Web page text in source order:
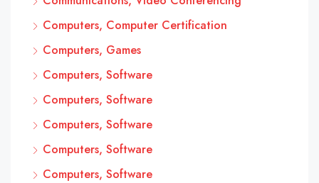
Computers, Computer Certification
Computers, Games
Computers, Software
Computers, Software
Computers, Software
Computers, Software
Computers, Software